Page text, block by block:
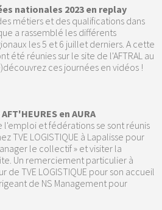
nationales 2023 en replay
métiers et des qualifications dans
a rassemblé les différents
les 5 et 6 juillet derniers. A cette
été réunies sur le site de l'AFTRAL au
ces journées en vidéos !
en AURA
l'emploi et fédérations se sont réunis
TVE LOGISTIQUE à Lapalisse pour
le collectif » et visiter la
Un remerciement particulier à
de TVE LOGISTIQUE pour son accueil
de NS Management pour